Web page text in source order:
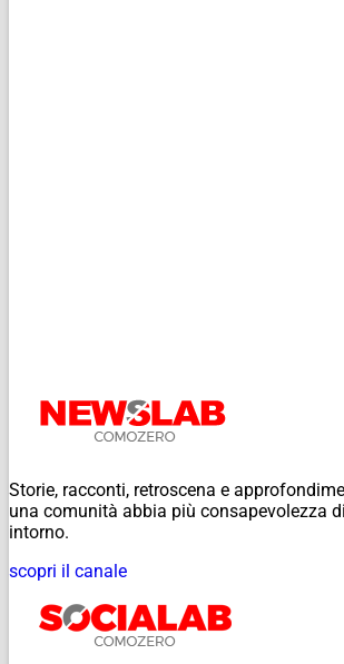
Storie, racconti, retroscena e
una comunità abbia più consapevolezza
intorno.
scopri il canale